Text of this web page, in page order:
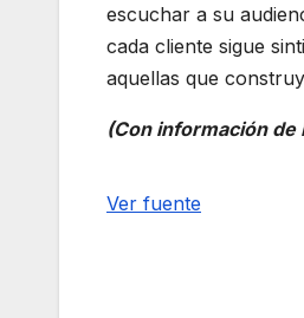
escuchar a su
cada cliente sigue
aquellas que
(Con información de
Navegación
Ver fuente